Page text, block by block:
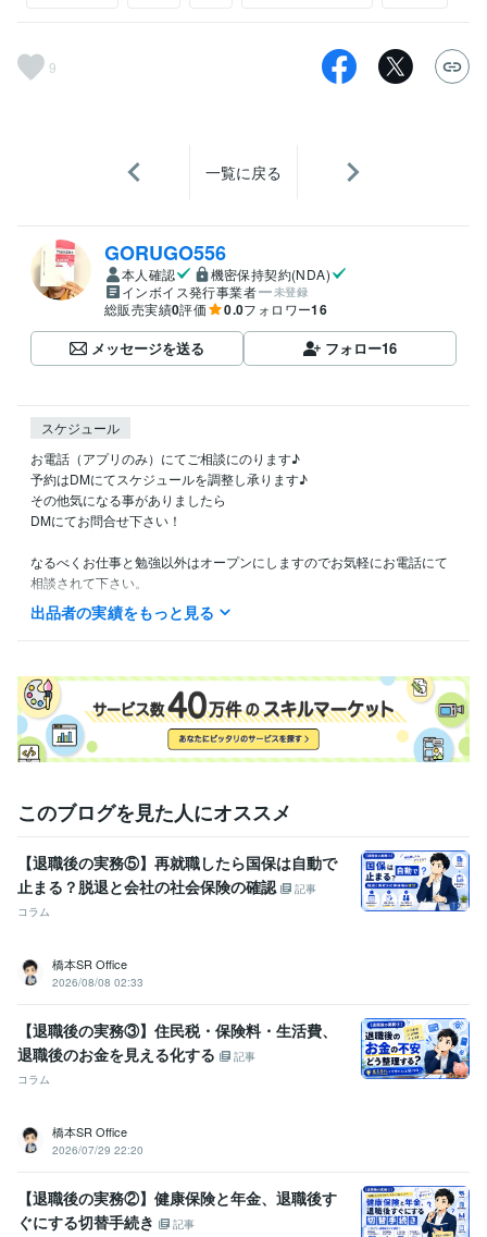
9
一覧に戻る
GORUGO556
本人確認
機密保持契約(NDA)
インボイス発行事業者
未登録
総販売実績0評価 0.0フォロワー16
メッセージを送る フォロー16
スケジュール
お電話（アプリのみ）にてご相談にのります♪
予約はDMにてスケジュールを調整し承ります♪
その他気になる事がありましたら
DMにてお問合せ下さい！
なるべくお仕事と勉強以外はオープンにしますのでお気軽にお電話にて
相談されて下さい。
一緒に合格を目指しましょう！
受験生の気持ちはリベンジした者が1番分かる！
資格・検定
宅建士 取得年 : 2023年
FP2級 取得年 : 2023年
悩み相談・カウンセリング
宅建 独学 寂しい 相談 勉強
出品者の実績をもっと見る
このブログを見た人にオススメ
【退職後の実務⑤】再就職したら国保は自動で
止まる？脱退と会社の社会保険の確認
記事
コラム
橋本SR Office
2026/08/08 02:33
【退職後の実務③】住民税・保険料・生活費、
退職後のお金を見える化する
記事
コラム
橋本SR Office
2026/07/29 22:20
【退職後の実務②】健康保険と年金、退職後す
ぐにする切替手続き
記事